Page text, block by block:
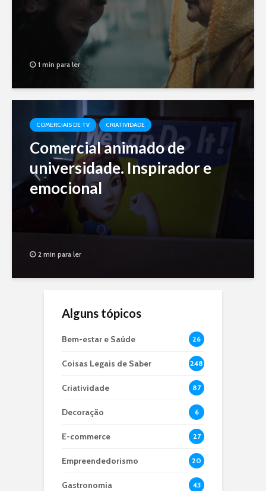
1 min para ler
COMERCIAIS DE TV CRIATIVIDADE
Comercial animado de
universidade. Inspirador e
emocional
2 min para ler
Alguns tópicos
Bem-estar e Saúde 26
Coisas Legais de Saber 248
Criatividade 87
Decoração 6
E-commerce 27
Empreendedorismo 20
Gastronomia 43